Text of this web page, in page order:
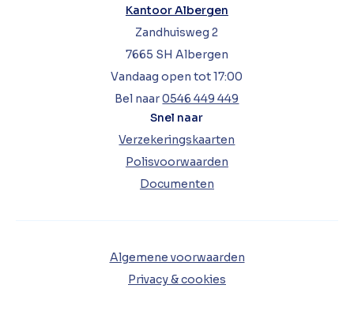
Kantoor Albergen
Zandhuisweg 2
7665 SH Albergen
Vandaag open tot 17:00
Bel naar0546 449 449
Snel naar
Verzekeringskaarten
Polisvoorwaarden
Documenten
Algemene voorwaarden
Privacy & cookies